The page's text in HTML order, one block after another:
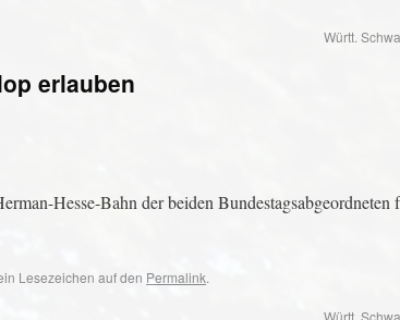
Württ.
erlauben
Hesse-Bahn der beiden
Lesezeichen auf den Permalink.
Württ.